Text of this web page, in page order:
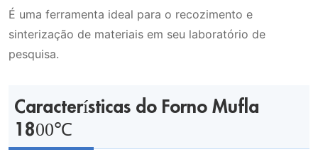
É uma ferramenta ideal para o recozimento e
sinterização de materiais em seu laboratório de
pesquisa.
Características do Forno Mufla
1800℃